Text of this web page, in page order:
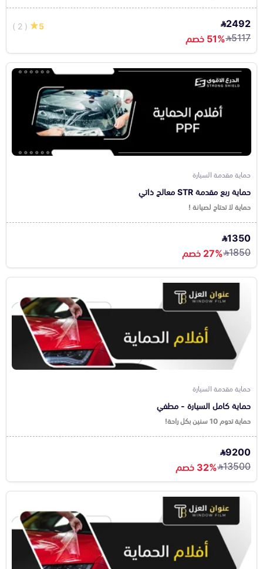
2492
5
( 2 )
5117 51% خصم
حماية مقدمة السيارة
حماية ربع مقدمة STR معالج ذاتي
حماية لا تحتاج لصيانة !
1350
1850 27% خصم
حماية مقدمة السيارة
حماية كامل السيارة - مطفي
حماية تدوم 10 سنين بكل راحة!
9200
13500 32% خصم